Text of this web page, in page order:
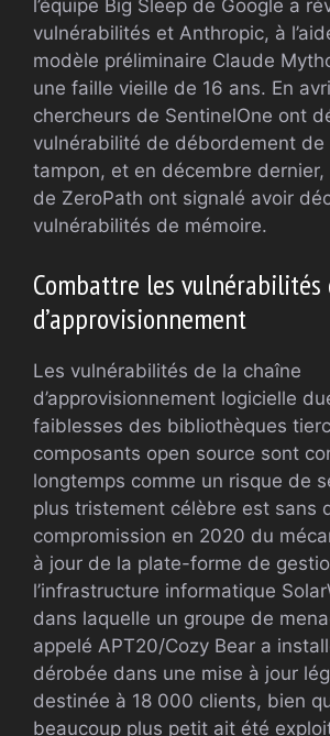
l’équipe Big Sleep de Google a
vulnérabilités et Anthropic, à
modèle préliminaire Claude
une faille vieille de 16 ans. En
chercheurs de SentinelOne ont
vulnérabilité de débordement de
tampon, et en décembre dernier,
de ZeroPath ont signalé avoir
vulnérabilités de mémoire.
Combattre les vulnérabilités
d’approvisionnement
Les vulnérabilités de la chaîne
d’approvisionnement logicielle
faiblesses des bibliothèques
composants open source sont
longtemps comme un risque de
plus tristement célèbre est sans
compromission en 2020 du
à jour de la plate-forme de
l’infrastructure informatique
dans laquelle un groupe de
appelé APT20/Cozy Bear a
dérobée dans une mise à jour
destinée à 18 000 clients, bien
beaucoup plus petit ait été